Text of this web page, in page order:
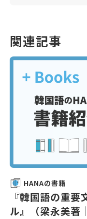
関連記事
HANAの書籍
『韓国語の重
ル』（梁永美著